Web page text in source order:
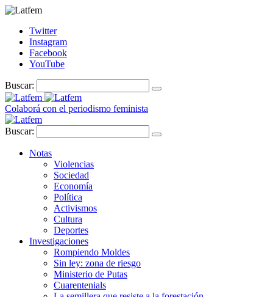
Twitter
Instagram
Facebook
YouTube
Buscar:
Colaborá con el periodismo feminista
Buscar:
Notas
Violencias
Sociedad
Economía
Política
Activismos
Cultura
Deportes
Investigaciones
Rompiendo Moldes
Sin ley: zona de riesgo
Ministerio de Putas
Cuarentenials